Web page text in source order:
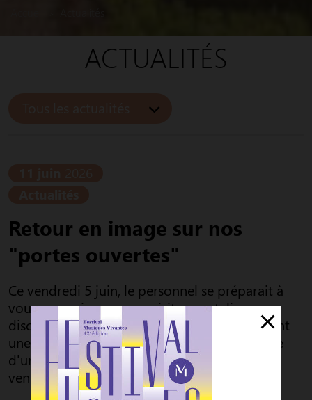
ACTUALITÉS
Retour en image sur nos
"portes ouvertes"
Ce vendredi 5 juin, le personnel se préparait à
vous recevoir pour une visite, un atelier, une
discussion autour d'un jeu ou tout simplement
une dégustation salé ou sucrée accompagnée
d'un délicieux cocktail ! Merci à vous d'être
venu...